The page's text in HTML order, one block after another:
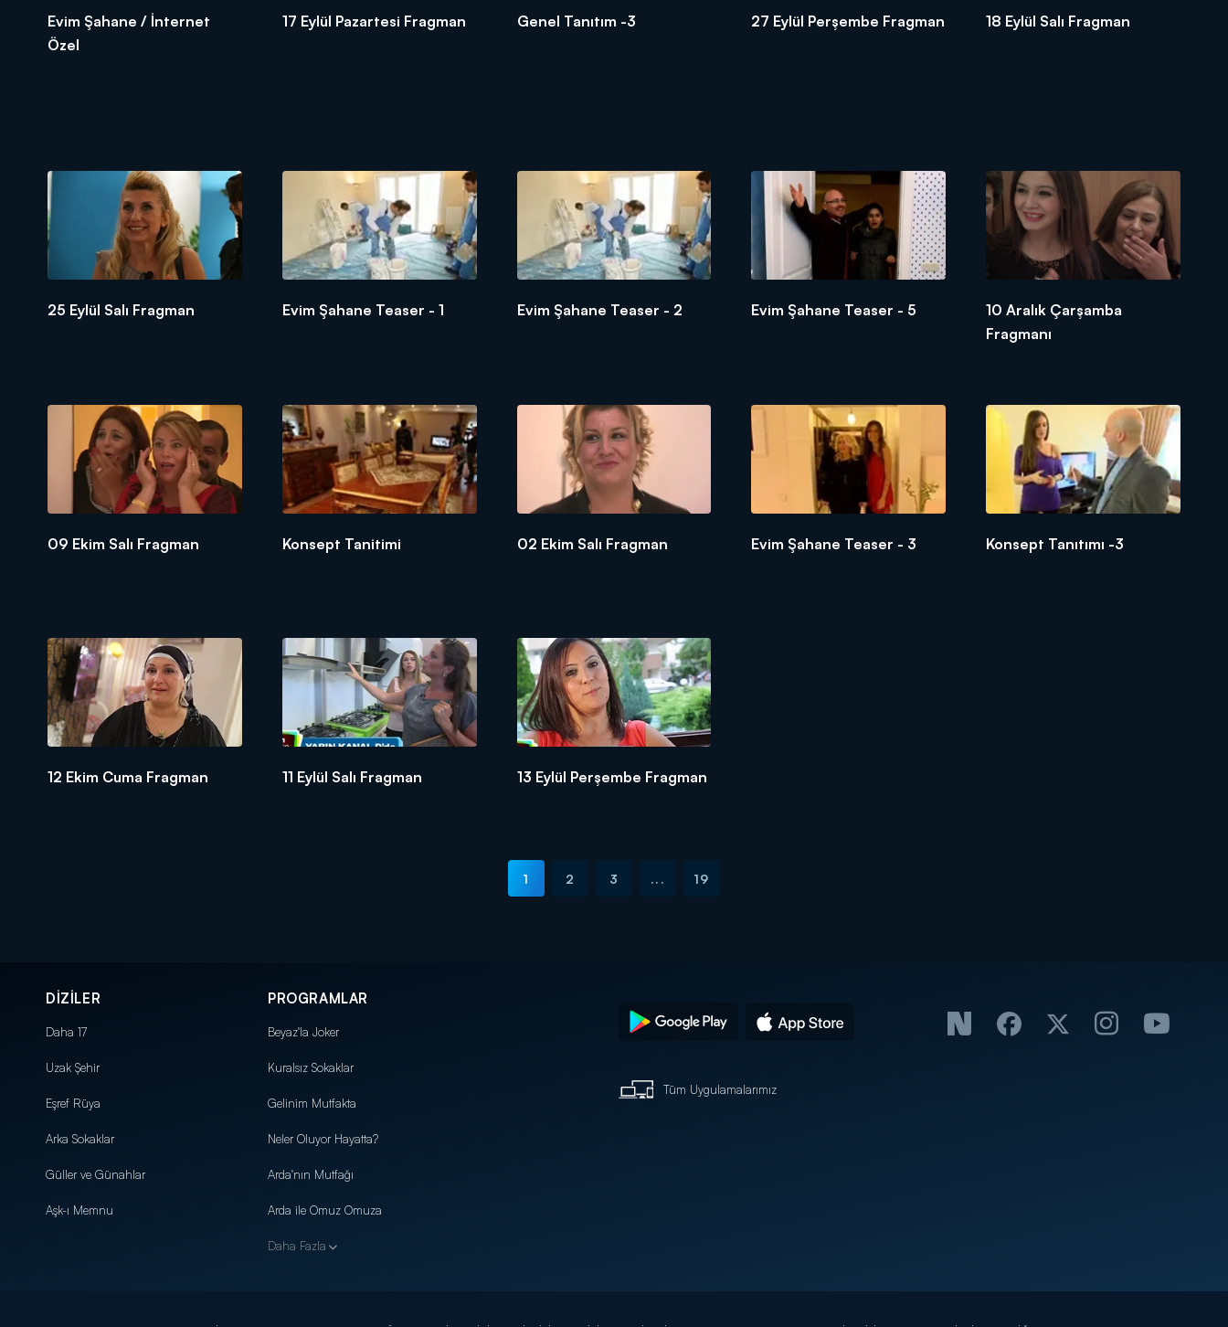
Evim Şahane / İnternet
Özel
17 Eylül Pazartesi Fragman Genel Tanıtım -3 27 Eylül Perşembe Fragman 18 Eylül Salı Fragman
25 Eylül Salı Fragman Evim Şahane Teaser - 1 Evim Şahane Teaser - 2 Evim Şahane Teaser - 5
10 Aralık Çarşamba
Fragmanı
09 Ekim Salı Fragman Konsept Tanitimi 02 Ekim Salı Fragman Evim Şahane Teaser - 3 Konsept Tanıtımı -3
12 Ekim Cuma Fragman 11 Eylül Salı Fragman 13 Eylül Perşembe Fragman
1 2 3 ... 19
DİZİLER
Daha 17
Uzak Şehir
Eşref Rüya
Arka Sokaklar
Güller ve Günahlar
Aşk-ı Memnu
PROGRAMLAR
Beyaz'la Joker
Kuralsız Sokaklar
Gelinim Mutfakta
Neler Oluyor Hayatta?
Arda'nın Mutfağı
Arda ile Omuz Omuza
Daha Fazla
Tüm Uygulamalarımız